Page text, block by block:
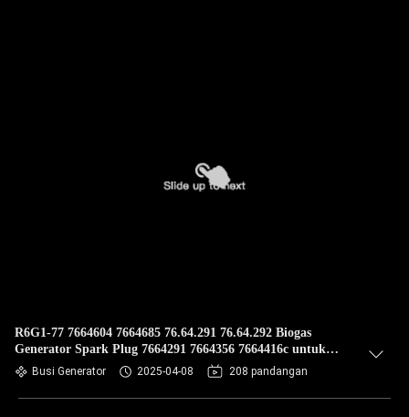
R6G1-77 7664604 7664685 76.64.291 76.64.292 Biogas
Generator Spark Plug 7664291 7664356 7664416c untuk
Mesin Guascor
Busi Generator 2025-04-08 208 pandangan